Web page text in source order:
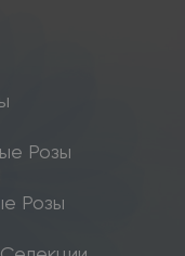
Розы
Розы